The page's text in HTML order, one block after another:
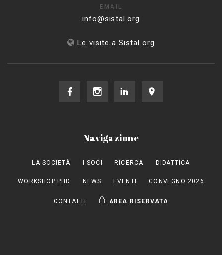
EMAIL
info@sistal.org
Le visite a Sistal.org
Navigazione
LA SOCIETÀ I SOCI RICERCA DIDATTICA
WORKSHOP PHD NEWS EVENTI CONVEGNO 2026
CONTATTI AREA RISERVATA